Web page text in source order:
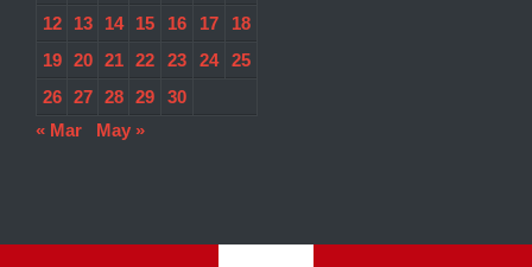
12
13 14 15 16 17
18
19
20 21 22 23 24
25
26
27 28 29
30
« Mar
May »